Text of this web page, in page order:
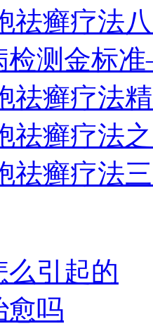
祛癣疗法
检测金标
祛癣疗法
祛癣疗法
祛癣疗法
引起的
愈吗